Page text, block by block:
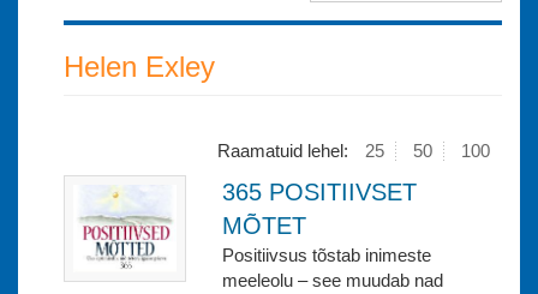
Account
Menu
Helen Exley
Raamatuid lehel: 25 50 100
365 POSITIIVSET
MÕTET
Positiivsus tõstab inimeste
meeleolu – see muudab nad